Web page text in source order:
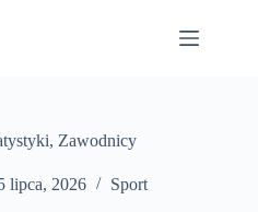
Zawodnicy
lipca, 2026 Sport